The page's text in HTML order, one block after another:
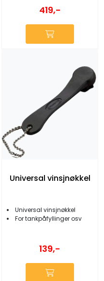
419,-
Universal vinsjnøkkel
Universal vinsjnøkkel
For tankpåfyllinger osv
139,-